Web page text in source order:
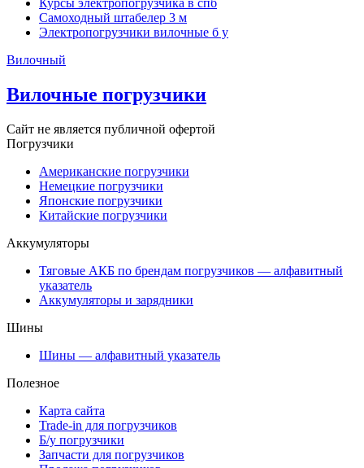
Курсы электропогрузчика в спб
Самоходный штабелер 3 м
Электропогрузчики вилочные б у
Вилочный
Вилочные погрузчики
Сайт не является публичной офертой
Погрузчики
Американские погрузчики
Немецкие погрузчики
Японские погрузчики
Китайские погрузчики
Аккумуляторы
Тяговые АКБ по брендам погрузчиков — алфавитный
указатель
Аккумуляторы и зарядники
Шины
Шины — алфавитный указатель
Полезное
Карта сайта
Trade-in для погрузчиков
Б/у погрузчики
Запчасти для погрузчиков